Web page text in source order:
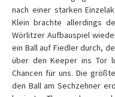
nach einer starken
Klein brachte allerdings
Wörlitzer Aufbauspiel
ein Ball auf Fiedler durch,
über den Keeper ins Tor
Chancen für uns. Die
den Ball am Sechzehner